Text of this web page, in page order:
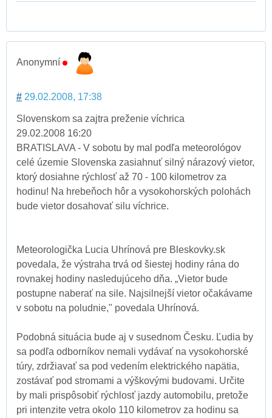
Anonymní
# 29.02.2008, 17:38
Slovenskom sa zajtra preženie víchrica
29.02.2008 16:20
BRATISLAVA - V sobotu by mal podľa meteorológov
celé územie Slovenska zasiahnuť silný nárazový vietor,
ktorý dosiahne rýchlosť až 70 - 100 kilometrov za
hodinu! Na hrebeňoch hôr a vysokohorských polohách
bude vietor dosahovať silu víchrice.
Meteorologička Lucia Uhrínová pre Bleskovky.sk
povedala, že výstraha trvá od šiestej hodiny rána do
rovnakej hodiny nasledujúceho dňa. „Vietor bude
postupne naberať na sile. Najsilnejší vietor očakávame
v sobotu na poludnie," povedala Uhrínová.
Podobná situácia bude aj v susednom Česku. Ľudia by
sa podľa odborníkov nemali vydávať na vysokohorské
túry, zdržiavať sa pod vedením elektrického napätia,
zostávať pod stromami a výškovými budovami. Určite
by mali prispôsobiť rýchlosť jazdy automobilu, pretože
pri intenzite vetra okolo 110 kilometrov za hodinu sa